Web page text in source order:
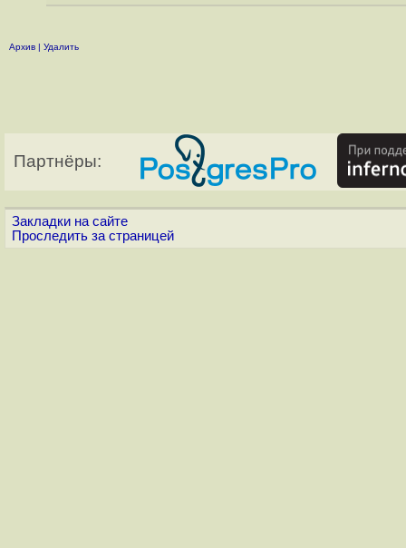
Архив | Удалить
Партнёры:
Закладки на сайте
Проследить за страницей